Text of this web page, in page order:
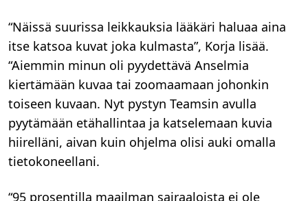
“Näissä suurissa leikkauksia lääkäri haluaa aina
itse katsoa kuvat joka kulmasta”, Korja lisää.
“Aiemmin minun oli pyydettävä Anselmia
kiertämään kuvaa tai zoomaamaan johonkin
toiseen kuvaan. Nyt pystyn Teamsin avulla
pyytämään etähallintaa ja katselemaan kuvia
hiirelläni, aivan kuin ohjelma olisi auki omalla
tietokoneellani.
“95 prosentilla maailman sairaaloista ei ole